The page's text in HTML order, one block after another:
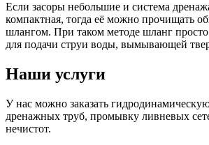
Если засоры небольшие и система
компактная, тогда её можно прочищать
шлангом. При таком методе шланг
для подачи струи воды, вымывающей
Наши услуги
У нас можно заказать
дренажных труб, промывку ливневых
нечистот.